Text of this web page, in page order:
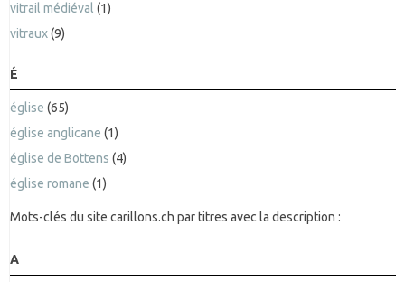
vitrail médiéval (1)
vitraux(9)
É
église (65)
église anglicane (1)
église de Bottens (4)
église romane (1)
Mots-clés du site carillons.ch par titres avec la description :
A